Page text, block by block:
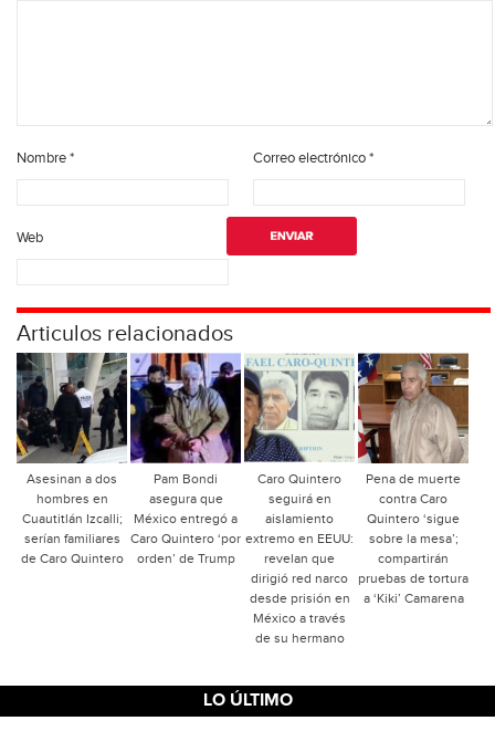
Nombre* Correo electrónico*
Web
Articulos relacionados
Asesinan a dos
hombres en
Cuautitlán Izcalli;
serían familiares
de Caro Quintero
Pam Bondi
asegura que
México entregó a
Caro Quintero ‘por
orden’ de Trump
Caro Quintero
seguirá en
aislamiento
extremo en EEUU:
revelan que
dirigió red narco
desde prisión en
México a través
de su hermano
Pena de muerte
contra Caro
Quintero ‘sigue
sobre la mesa’;
compartirán
pruebas de tortura
a ‘Kiki’ Camarena
LO ÚLTIMO